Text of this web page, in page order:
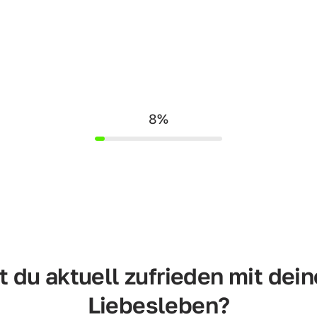
8%
du aktuell zufrieden mit
Liebesleben?